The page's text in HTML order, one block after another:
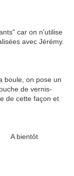
car on n'utilise
avec Jérémy.
boule, on pose un
de vernis-
de cette façon et
A bientôt